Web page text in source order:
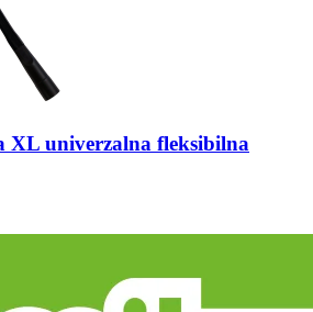
XL univerzalna fleksibilna